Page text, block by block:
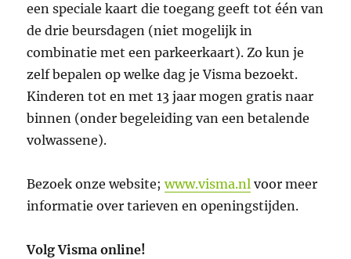
een speciale kaart die toegang geeft tot één van
de drie beursdagen (niet mogelijk in
combinatie met een parkeerkaart). Zo kun je
zelf bepalen op welke dag je Visma bezoekt.
Kinderen tot en met 13 jaar mogen gratis naar
binnen (onder begeleiding van een betalende
volwassene).
Bezoek onze website;www.visma.nl voor meer
informatie over tarieven en openingstijden.
Volg Visma online!